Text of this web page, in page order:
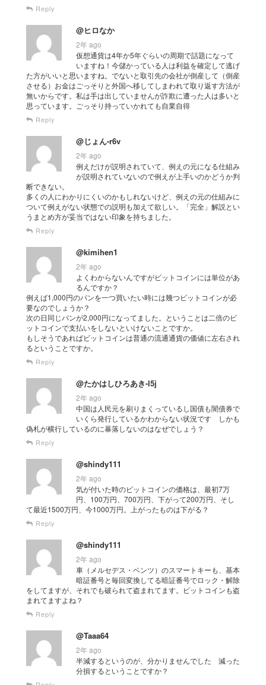
Reply
@ヒロなか
2年 ago
仮想通貨は4年か5年ぐらいの周期で話題になって
いますね！今儲かっている人は利益を確定して逃げ
た方がいいと思いますね。でないと取引先の会社が倒産して（倒産
させる）お金はごっそりと外国へ移してしまわれて取り返す方法が
無いからです。私は手は出していませんが詐欺に遭った人は多いと
思っています。ごっそり持っていかれても自業自得
Reply
@じょん-r6v
2年 ago
例えだけが説明されていて、例えの元になる仕組み
が説明されていないので例えが上手いのかどうか判
断できない。
多くの人にわかりにくいのかもしれないけど、例えの元の仕組みに
ついて例えがない状態での説明も加えて欲しい。「完全」解説とい
うまとめ方が妥当ではない印象を持ちました。
Reply
@kimihen1
2年 ago
よくわからないんですがビットコインには単位があ
るんですか？
例えば1,000円のパンを一つ買いたい時には幾つビットコインが必
要なのでしょうか？
次の日同じパンが2,000円になってました。ということは二倍のビ
ットコインで支払いをしないといけないことですか。
もしそうであればビットコインは普通の流通通貨の価値に左右され
るということですか。
Reply
@たかはしひろあき-l5j
2年 ago
中国は人民元を刷りまくっているし国債も闇債券で
いくら発行しているかわからない状況です しかも
偽札が横行しているのに暴落しないのはなぜでしょう？
Reply
@shindy111
2年 ago
気が付いた時のビットコインの価格は、最初7万
円、100万円、700万円、下がって200万円、そし
て最近1500万円、今1000万円。上がったものは下がる？
Reply
@shindy111
2年 ago
車（メルセデス・ベンツ）のスマートキーも、基本
暗証番号と毎回変換してる暗証番号でロック・解除
をしてますが、それでも破られて盗まれてます。ビットコインも盗
まれてますよね？
Reply
@Taaa64
2年 ago
半減するというのが、分かりませんでした 減った
分損するということですか？